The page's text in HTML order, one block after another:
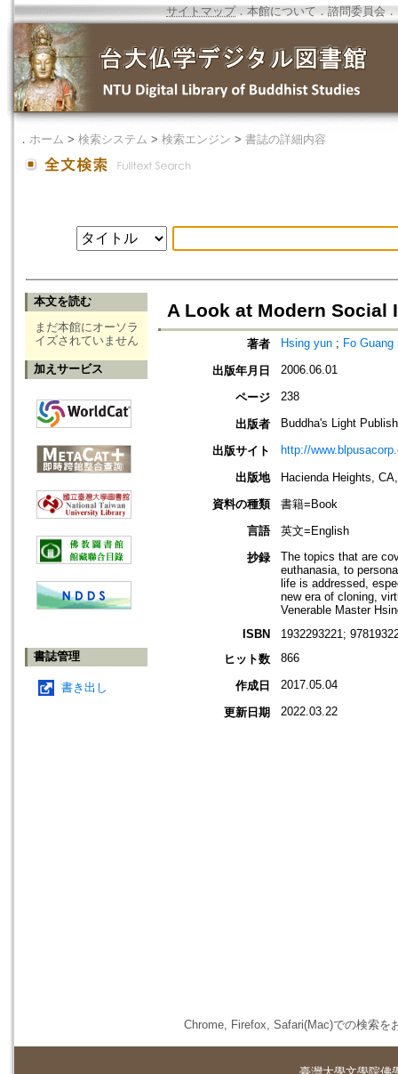
サイトマップ．本館について ． 諮問委員会 ．
． ホーム > 検索システム > 検索エンジン > 書誌の詳細内容
本文を読む
まだ本館にオーソラ
イズされていません
加えサービス
書誌管理
書き出し
A Look at Modern Social
著者 Hsing yun ; Fo
出版年月日 2006.06.01
ページ 238
出版者 Buddha's Light
出版サイト http://
出版地
Hacienda Heights,
資料の種類
書籍=Book
言語
英文=English
抄録
The topics that are
euthanasia, to
life is addressed,
new era of cloning,
Venerable Master
ISBN
1932293221;
ヒット数
866
作成日 2017.05.04
更新日期 2022.03.22
Chrome, Firefox, Safari(Mac)での検索を